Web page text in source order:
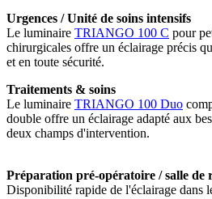
Urgences / Unité de soins intensifs
Le luminaire TRIANGO 100 C pour
chirurgicales offre un éclairage précis
et en toute sécurité.
Traitements & soins
Le luminaire TRIANGO 100 Duo
double offre un éclairage adapté aux
deux champs d'intervention.
Préparation pré-opératoire / salle de
Disponibilité rapide de l'éclairage dans